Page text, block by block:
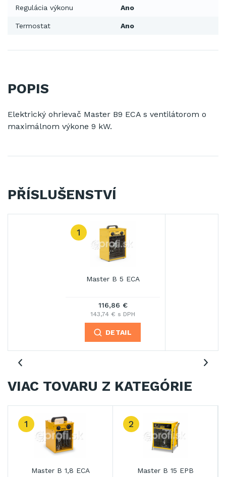
Regulácia výkonu Ano
Termostat Ano
POPIS
Elektrický ohrievač Master B9 ECA s ventilátorom o
maximálnom výkone 9 kW.
PŘÍSLUŠENSTVÍ
1
Master B 5 ECA
116,86 €
143,74 € s DPH
DETAIL
VIAC TOVARU Z KATEGÓRIE
1
Master B 1,8 ECA
2
Master B 15 EPB